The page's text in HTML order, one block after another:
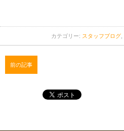
カテゴリー: スタッフブログ
前の記事